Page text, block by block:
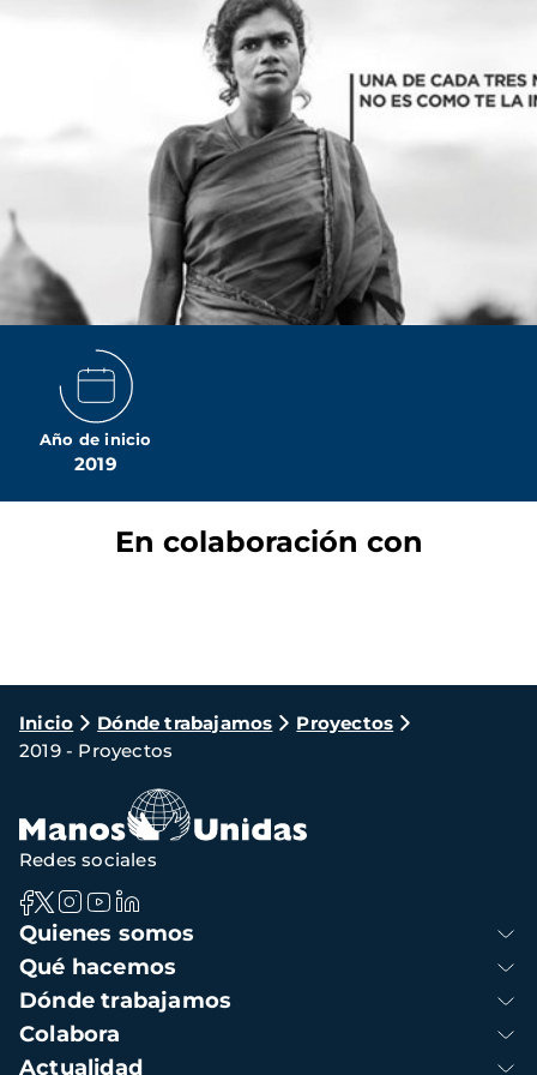
Año de inicio
2019
En colaboración con
Ruta
de
navegación
Inicio Dónde trabajamos
Proyectos
2019 - Proyectos
Navegación
principal
Quienes somos
Qué hacemos
Dónde trabajamos
Colabora
Actualidad
Redes sociales